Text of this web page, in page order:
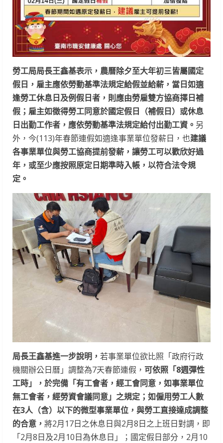
勞工局局長王鑫基表示，農曆除夕至大年初三皆屬國定
假日，雇主應依勞動基準法規定給假並給薪，當日如適
逢勞工休息日及例假日者，則應由勞雇雙方協商擇日補
假；雇主如徵得勞工同意於國定假日（補假日）或休息
日出勤工作者，應依勞動基準法規定給付出勤工資。 另
外，今(113)年春節連假如適逢事業單位發薪日，也建議
各事業單位與勞工協商提前發薪，讓勞工可以歡欣好過
年，或至少應按照原定日期準時入帳，以符合法令規
定。
局長王鑫基進一步說明， 若事業單位欲比照「政府行政
機關辦公日曆」調整為7天春節連假， 可依照「8週彈性
工時」，於完備「有工會者，經工會同意，如事業單位
無工會者，經勞資會議同意」之規定；如僱用勞工人數
在3人（含）以下的微型事業單位，與勞工直接達成調整
的合意， 將2月17日之休息日與2月8日之上班日對調，即
「2月8日及2月10日為休息日」；國定假日部分，2月10